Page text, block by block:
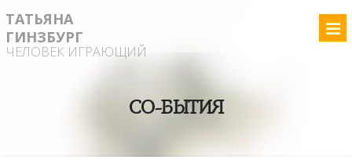
ТАТЬЯНА
ГИНЗБУРГ
ЧЕЛОВЕК ИГРАЮЩИЙ
СО-БЫТИЯ